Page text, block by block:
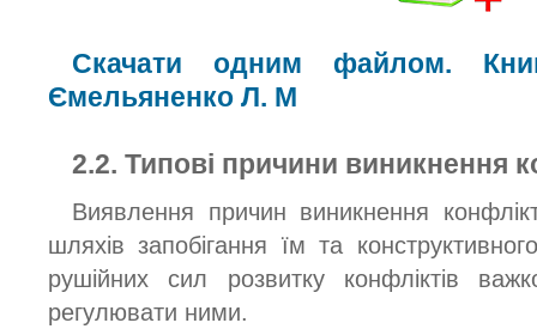
Скачати одним файлом.
Ємельяненко Л. М
2.2. Типові причини виникнення
Виявлення причин виникнення
шляхів запобігання їм та
рушійних сил розвитку конфліктів
регулювати ними.